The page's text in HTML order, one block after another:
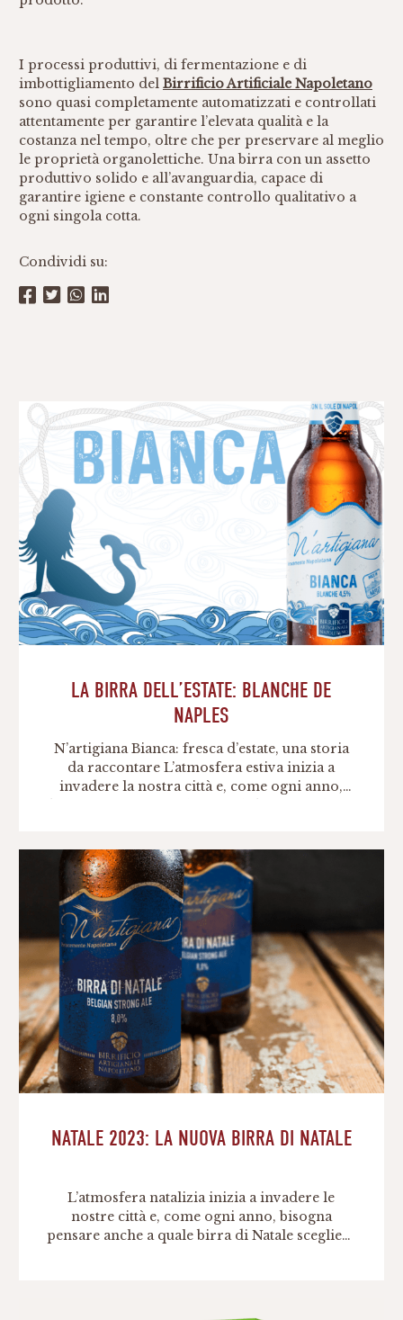
I processi produttivi, di fermentazione e di
imbottigliamento del Birrificio Artificiale Napoletano
sono quasi completamente automatizzati e controllati
attentamente per garantire l’elevata qualità e la
costanza nel tempo, oltre che per preservare al meglio
le proprietà organolettiche. Una birra con un assetto
produttivo solido e all’avanguardia, capace di
garantire igiene e constante controllo qualitativo a
ogni singola cotta.
Condividi su:
LA BIRRA DELL’ESTATE: BLANCHE DE
NAPLES
N’artigiana Bianca: fresca d’estate, una storia
da raccontare L’atmosfera estiva inizia a
invadere la nostra città e, come ogni anno,
Blanche di Napoli. Con l’arrivo dell’estate
abbiamo deciso di realizzare una nuova
ricetta, una blanche dalle note […]
NATALE 2023: LA NUOVA BIRRA DI NATALE
L’atmosfera natalizia inizia a invadere le
nostre città e, come ogni anno, bisogna
pensare anche a quale birra di Natale scegliere